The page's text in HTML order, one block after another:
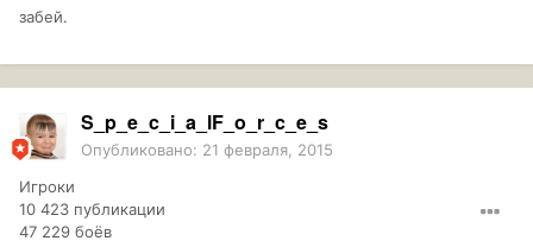
забей.
S_p_e_c_i_a_lF_o_r_c_e_s
Опубликовано: 21 февраля, 2015
Игроки
10 423 публикации
47 229 боёв